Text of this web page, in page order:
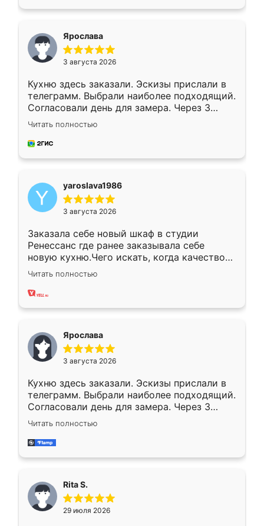
Ярослава
3 августа 2026
Кухню здесь заказали. Эскизы прислали в
телеграмм. Выбрали наиболее подходящий.
Согласовали день для замера. Через 3
недели кухня была уже готова. Остались
довольны работой. Спасибо Ренессанс
мебель за качественную работу!
Читать полностью
yaroslava1986
3 августа 2026
Заказала себе новый шкаф в студии
Ренессанс где ранее заказывала себе
новую кухню.Чего искать, когда качеством
вполне довольна. Служит кухня уже почти
два года, нареканий нет.
Читать полностью
Ярослава
3 августа 2026
Кухню здесь заказали. Эскизы прислали в
телеграмм. Выбрали наиболее подходящий.
Согласовали день для замера. Через 3
недели кухня была уже готова. Остались
довольны работой. Спасибо Ренессанс
мебель за качественную работу!
Читать полностью
Rita S.
29 июля 2026